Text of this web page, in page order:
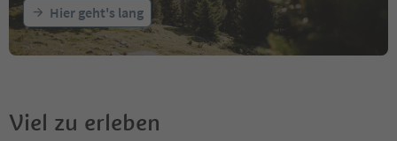
Hier geht's lang
Viel zu erleben